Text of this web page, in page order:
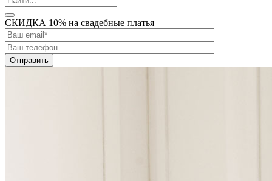
СКИДКА 10% на свадебные платья
Отправить